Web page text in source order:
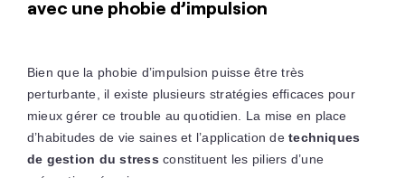
avec une phobie d’impulsion
Bien que la phobie d’impulsion puisse être très
perturbante, il existe plusieurs stratégies efficaces pour
mieux gérer ce trouble au quotidien. La mise en place
d’habitudes de vie saines et l’application detechniques
de gestion du stress constituent les piliers d’une